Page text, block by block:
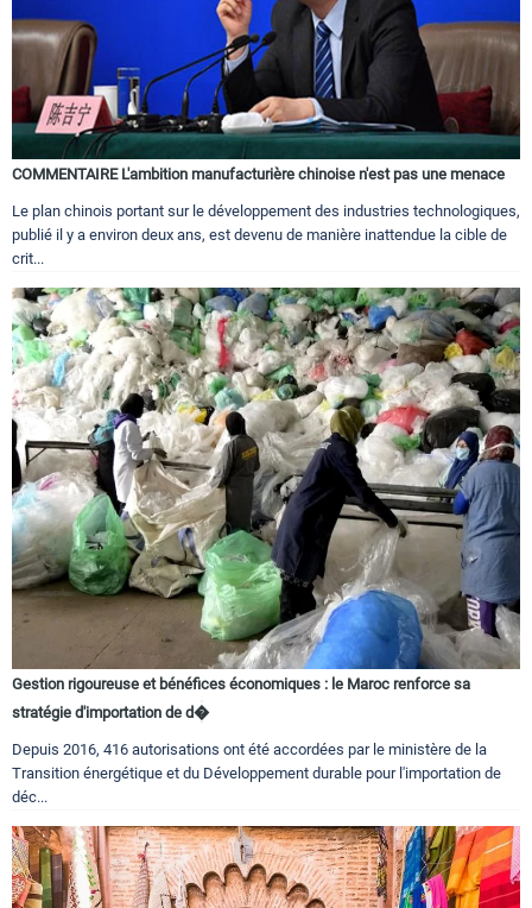
COMMENTAIRE L'ambition manufacturière chinoise n'est pas une menace
Le plan chinois portant sur le développement des industries technologiques,
publié il y a environ deux ans, est devenu de manière inattendue la cible de
crit...
Gestion rigoureuse et bénéfices économiques : le Maroc renforce sa
stratégie d'importation de d�
Depuis 2016, 416 autorisations ont été accordées par le ministère de la
Transition énergétique et du Développement durable pour l'importation de
déc...